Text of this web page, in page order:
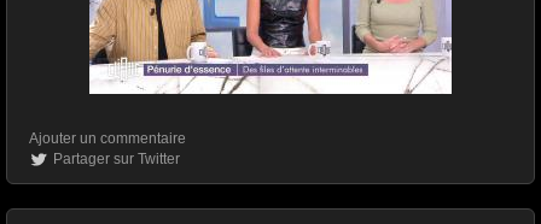
Ajouter un commentaire
Partager sur Twitter